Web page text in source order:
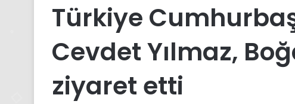
Türkiye
Cevdet Yılmaz,
ziyaret etti